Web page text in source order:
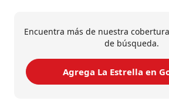
Encuentra más de nuestra
de búsqueda.
Agrega La Estrella en